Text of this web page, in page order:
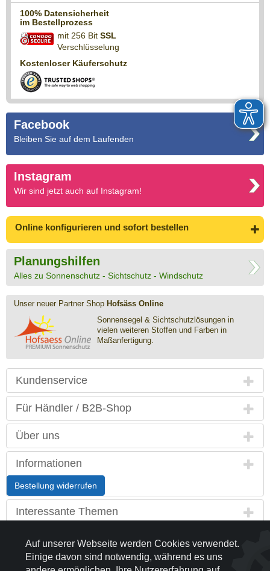
100% Datensicherheit
im Bestellprozess
mit 256 Bit SSL
Verschlüsselung
Kostenloser Käuferschutz
Facebook
Bleiben Sie auf dem Laufenden
Instagram
Wir sind jetzt auch auf Instagram!
Online konfigurieren und sofort bestellen
Planungshilfen
Alles zu Sonnenschutz - Sichtschutz - Windschutz
Unser neuer Partner Shop Hofsäss Online
Sonnensegel & Sichtschutz­lösungen in
vielen weiteren Stoffen und Farben in
Maßanfertigung.
Kundenservice
Für Händler / B2B-Shop
Über uns
Informationen
Bestellung widerrufen
Interessante Themen
Land / Sprache
Kontakt
Auf unserer Webseite werden Cookies verwendet.
Einige davon sind notwendig, während es uns